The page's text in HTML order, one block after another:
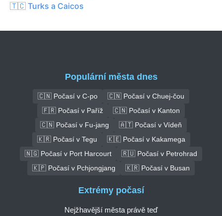
🇹🇨 Turks a Caicos
Populární města dnes
🇨🇳 Počasí v C-po
🇨🇳 Počasí v Chuej-čou
🇫🇷 Počasí v Paříž
🇨🇳 Počasí v Kanton
🇨🇳 Počasí v Fu-jang
🇦🇹 Počasí v Vídeň
🇰🇷 Počasí v Tegu
🇰🇪 Počasí v Kakamega
🇳🇬 Počasí v Port Harcourt
🇷🇺 Počasí v Petrohrad
🇰🇵 Počasí v Pchjongjang
🇰🇷 Počasí v Busan
Extrémy počasí
Nejžhavější města právě teď